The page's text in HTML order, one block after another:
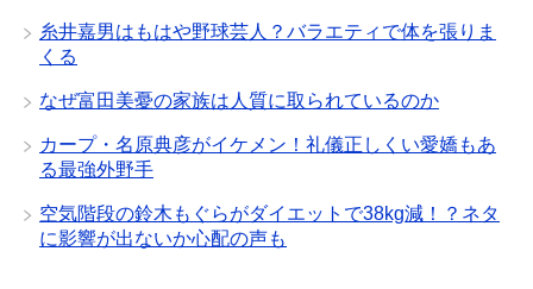
糸井嘉男はもはや野球芸人？バラエティで体を張りま
くる
なぜ富田美憂の家族は人質に取られているのか
カープ・名原典彦がイケメン！礼儀正しくい愛嬌もあ
る最強外野手
空気階段の鈴木もぐらがダイエットで38kg減！？ネタ
に影響が出ないか心配の声も